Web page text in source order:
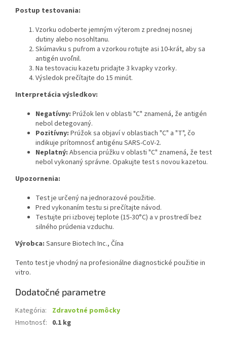
Postup testovania:
Vzorku odoberte jemným výterom z prednej nosnej
dutiny alebo nosohltanu.
Skúmavku s pufrom a vzorkou rotujte asi 10-krát, aby sa
antigén uvoľnil.
Na testovaciu kazetu pridajte 3 kvapky vzorky.
Výsledok prečítajte do 15 minút.
Interpretácia výsledkov:
Negatívny: Prúžok len v oblasti "C" znamená, že antigén
nebol detegovaný.
Pozitívny: Prúžok sa objaví v oblastiach "C" a "T", čo
indikuje prítomnosť antigénu SARS-CoV-2.
Neplatný: Absencia prúžku v oblasti "C" znamená, že test
nebol vykonaný správne. Opakujte test s novou kazetou.
Upozornenia:
Test je určený na jednorazové použitie.
Pred vykonaním testu si prečítajte návod.
Testujte pri izbovej teplote (15-30°C) a v prostredí bez
silného prúdenia vzduchu.
Výrobca: Sansure Biotech Inc., Čína
Tento test je vhodný na profesionálne diagnostické použitie in
vitro.
Dodatočné parametre
Kategória:
Zdravotné pomôcky
Hmotnosť: 0.1 kg